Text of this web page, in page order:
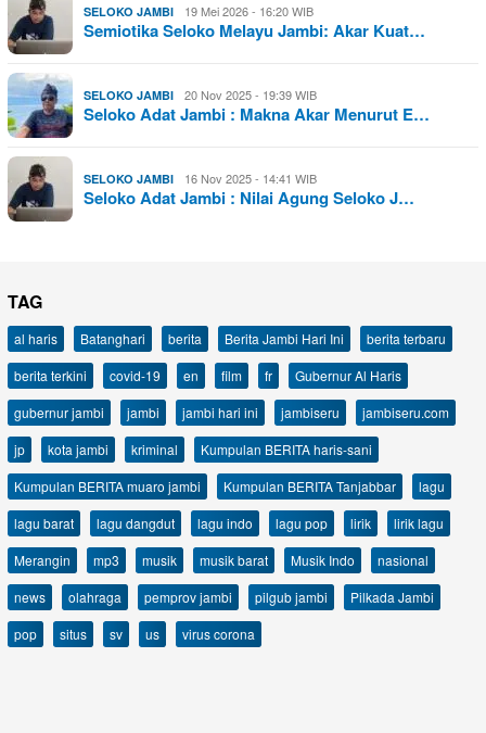
SELOKO JAMBI 19 Mei 2026 - 16:20 WIB
Semiotika Seloko Melayu Jambi: Akar Kuat…
SELOKO JAMBI 20 Nov 2025 - 19:39 WIB
Seloko Adat Jambi : Makna Akar Menurut E…
SELOKO JAMBI 16 Nov 2025 - 14:41 WIB
Seloko Adat Jambi : Nilai Agung Seloko J…
TAG
al haris Batanghari berita Berita Jambi Hari Ini
berita terbaru
berita terkini
covid-19 en film fr
Gubernur Al Haris
gubernur jambi
jambi jambi hari ini jambiseru
jambiseru.com
jp
kota jambi kriminal
Kumpulan BERITA haris-sani
Kumpulan BERITA muaro jambi
Kumpulan BERITA Tanjabbar
lagu
lagu barat
lagu dangdut lagu indo lagu pop lirik
lirik lagu
Merangin
mp3 musik musik barat Musik Indo
nasional
news
olahraga pemprov jambi pilgub jambi
Pilkada Jambi
pop
situs sv us virus corona